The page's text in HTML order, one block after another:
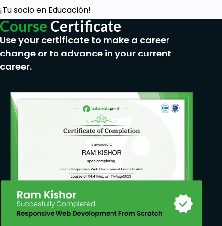
¡Tu socio en Educación!
Course Certificate
Use your certificate to make a career
change or to advance in your current
career.